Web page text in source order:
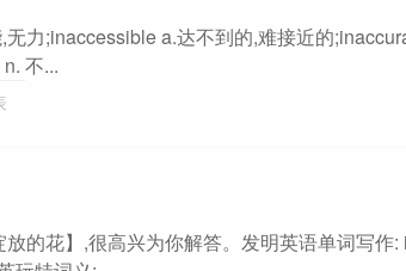
力;inaccessible a.达不到的,难接近的
不...
的花】,很高兴为你解答。发明英语单词写作: